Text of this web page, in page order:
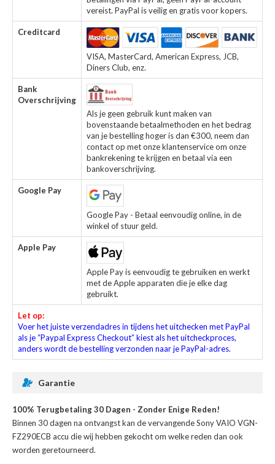
vereist. PayPal is veilig en gratis voor kopers.
Creditcard
VISA, MasterCard, American Express, JCB,
Diners Club, enz.
Bank
Overschrijving
Als je geen gebruik kunt maken van
bovenstaande betaalmethoden en het bedrag
van je bestelling hoger is dan €300, neem dan
contact op met onze klantenservice om onze
bankrekening te krijgen en betaal via een
bankoverschrijving.
Google Pay
Google Pay - Betaal eenvoudig online, in de
winkel of stuur geld.
Apple Pay
Apple Pay is eenvoudig te gebruiken en werkt
met de Apple apparaten die je elke dag
gebruikt.
Let op:
Voer het juiste verzendadres in tijdens het uitchecken met PayPal
als je “Paypal Express Checkout” kiest als het uitcheckproces,
anders wordt de bestelling verzonden naar je PayPal-adres.
Garantie
100% Terugbetaling 30 Dagen - Zonder Enige Reden!
Binnen 30 dagen na ontvangst kan devervangende Sony VAIO VGN-
FZ290ECB accu die wij hebben gekocht om welke reden dan ook
worden geretourneerd.